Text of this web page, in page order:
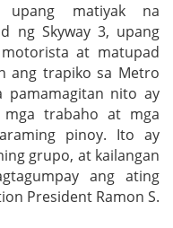
upang matiyak na
ng Skyway 3, upang
at matupad
ang trapiko sa Metro
pamamagitan nito ay
mga trabaho at mga
pinoy. Ito ay
grupo, at kailangan
ang ating
President Ramon S.